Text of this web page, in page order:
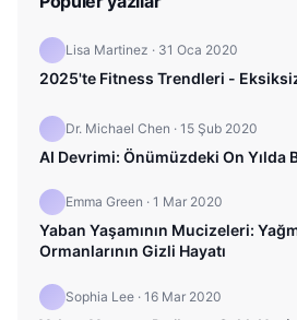
Lisa Martinez · 31 Oca 2020
2025'te Fitness Trendleri -
Dr. Michael Chen · 15 Şub 2020
AI Devrimi: Önümüzdeki On Yılda
Emma Green · 1 Mar 2020
Yaban Yaşamının Mucizeleri:
Ormanlarının Gizli Hayatı
Sophia Lee · 16 Mar 2020